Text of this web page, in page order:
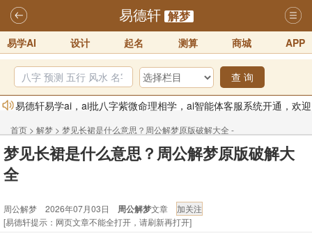
易德轩 解梦
易学AI 设计 起名 测算 商城 APP
查 询
易德轩易学ai，ai批八字紫微命理相学，ai智能体客服系统开通，欢迎
体验！！
2025-07-01
易德轩网重构及升能完成，欢迎大家来体验新程序及感觉！！
订！！
2025-10-01
2026丙午年铁笔居士精批年运说明
2025-10-12
首页 > 解梦 > 梦见长裙是什么意思？周公解梦原版破解大全 -
周公解梦
梦见长裙是什么意思？周公解梦原版破解大
全
周公解梦 2026年07月03日 周公解梦文章
[易德轩提示：网页文章不能全打开，请刷新再打开]